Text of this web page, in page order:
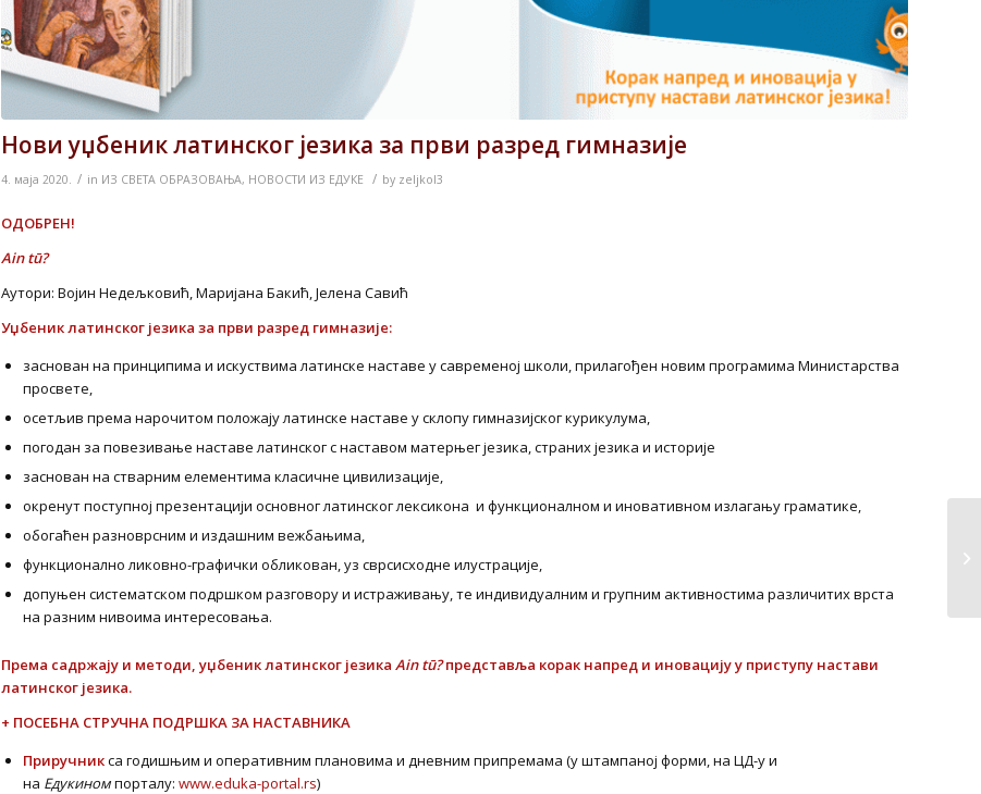
Нови уџбеник латинског језика за први разред гимназије
4. маја 2020. / in ИЗ СВЕТА ОБРАЗОВАЊА, НОВОСТИ ИЗ ЕДУКЕ / by zeljkol3
ОДОБРЕН!
Ain tū?
Аутори: Војин Недељковић, Маријана Бакић, Јелена Савић
Уџбеник латинског језика за први разред гимназије:
заснован на принципима и искуствима латинске наставе у савременој школи, прилагођен новим програмима Министарства
просвете,
осетљив према нарочитом положају латинске наставе у склопу гимназијског курикулума,
погодан за повезивање наставе латинског с наставом матерњег језика, страних језика и историје
заснован на стварним елементима класичне цивилизације,
окренут поступној презентацији основног латинског лексикона и функционалном и иновативном излагању граматике,
обогаћен разноврсним и издашним вежбањима,
функционално ликовно-графички обликован, уз сврсисходне илустрације,
допуњен систематском подршком разговору и истраживању, те индивидуалним и групним активностима различитих врста
на разним нивоима интересовања.
Према садржају и методи, уџбеник латинског језика Ain tū?представља корак напреди иновацију у приступу настави
латинског језика.
+ ПОСЕБНА СТРУЧНА ПОДРШКА ЗА НАСТАВНИКА
Приручникса годишњим и оперативним плановима и дневним припремама (у штампаној форми, на ЦД-у и
на Едукиномпорталу: www.eduka-portal.rs)